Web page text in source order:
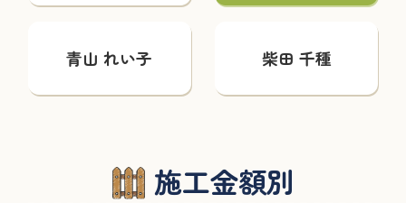
青山 れい子 柴田 千種
施工金額別